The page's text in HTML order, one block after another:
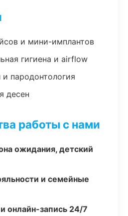
и мини-имплантов
гигиена и airflow
пародонтология
десен
работы с нами
ожидания, детский
и семейные
онлайн-запись 24/7